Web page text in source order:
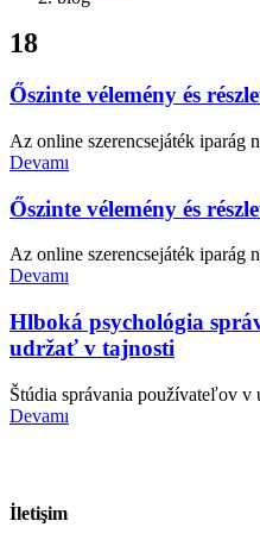
18
Őszinte vélemény és
Az online szerencsejáték iparág
Devamı
Őszinte vélemény és
Az online szerencsejáték iparág
Devamı
Hlboká psychológia
udržať v tajnosti
Štúdia správania používateľov
Devamı
İletişim